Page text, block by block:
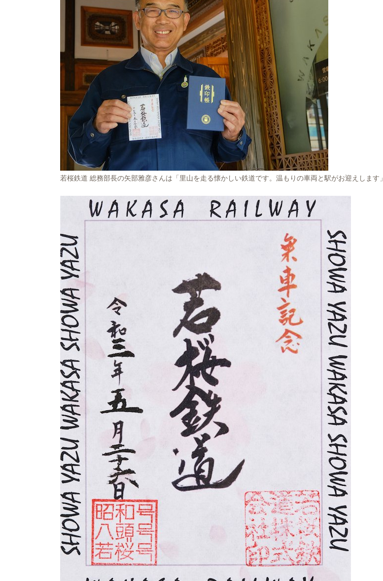
若桜鉄道 総務部長の矢部雅彦さんは「里山を走る懐かしい鉄道です。温もりの車両と駅がお迎えします」